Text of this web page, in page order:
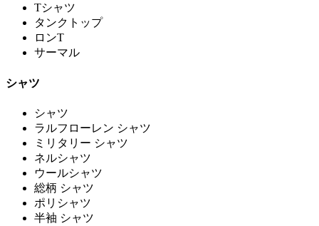
Tシャツ
タンクトップ
ロンT
サーマル
シャツ
シャツ
ラルフローレン シャツ
ミリタリー シャツ
ネルシャツ
ウールシャツ
総柄 シャツ
ポリシャツ
半袖 シャツ